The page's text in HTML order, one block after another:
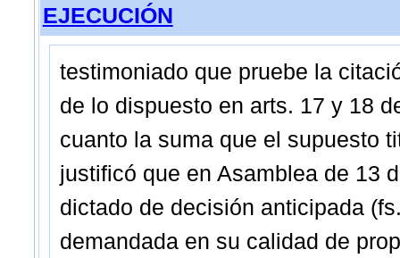
EJECUCIÓN
testimoniado que pruebe la
de lo dispuesto en arts. 17 y 18
cuanto la suma que el supuesto
justificó que en Asamblea de 13
dictado de decisión anticipada
demandada en su calidad de